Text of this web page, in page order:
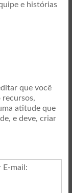
e histórias
que você
atitude que
e deve, criar
mail :